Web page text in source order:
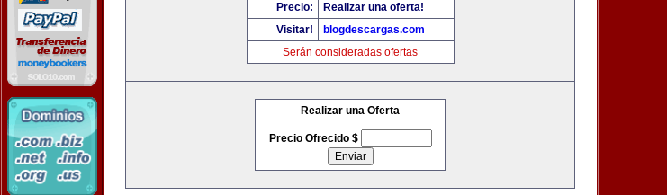
Precio:
Realizar una oferta!
Visitar!
blogdescargas.com
Serán consideradas ofertas
Realizar una Oferta
Precio Ofrecido $